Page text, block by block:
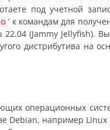
под учетной
‘ к командам для
(Jammy Jellyfish).
дистрибутива на
операционных
Debian, например